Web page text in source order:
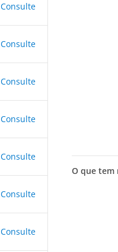
Consulte
Consulte
Consulte
Consulte
Consulte
Consulte
Consulte
O que tem